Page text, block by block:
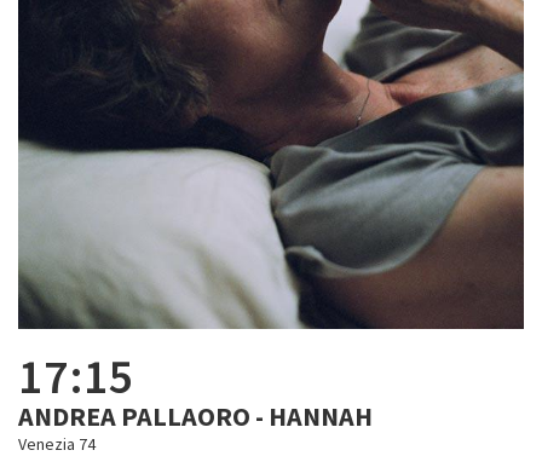
17:15
ANDREA PALLAORO - HANNAH
Venezia 74